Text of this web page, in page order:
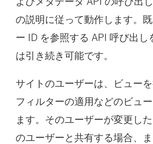
の説明に従って動作します。
ー ID を参照する API 呼び出し
は引き続き可能です。
サイトのユーザーは、ビューを
フィルターの適用などのビュ
ます。そのユーザーが変更し
のユーザーと共有する場合、